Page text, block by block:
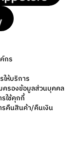
กร
ให้บริการ
ครองข้อมูลส่วนบุคคล
รใช้คุกกี้
รคืนสินค้า/คืนเงิน